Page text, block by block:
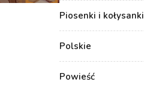
Piosenki i kołysanki
Polskie
Powieść